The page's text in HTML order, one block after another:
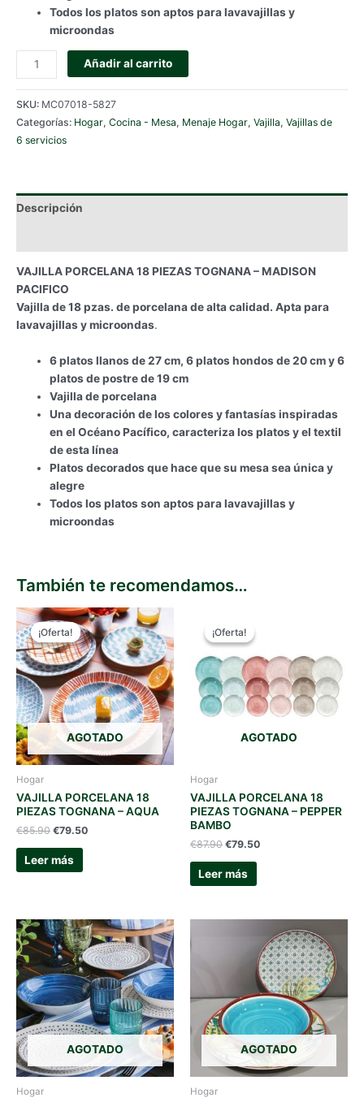
Todos los platos son aptos para lavavajillas y
microondas
VAJILLA
PORCELANA
18
PIEZAS
TOGNANA
-
cantidad
Añadir al carrito
SKU: MC07018-5827
Categorías: Hogar, Cocina - Mesa, Menaje Hogar, Vajilla, Vajillas de
6 servicios
Descripción
VAJILLA PORCELANA 18 PIEZAS TOGNANA – MADISON
PACIFICO
Vajilla de 18 pzas. de porcelana de alta calidad. Apta para
lavavajillas y microondas.
6 platos llanos de 27 cm, 6 platos hondos de 20 cm y 6
platos de postre de 19 cm
Vajilla de porcelana
Una decoración de los colores y fantasías inspiradas
en el Océano Pacífico, caracteriza los platos y el textil
de esta línea
Platos decorados que hace que su mesa sea única y
alegre
Todos los platos son aptos para lavavajillas y
microondas
También te recomendamos…
¡Oferta!
AGOTADO
¡Oferta!
Hogar
VAJILLA PORCELANA 18
PIEZAS TOGNANA – AQUA
€85.90 El
original
era:
€79.50El
Leer más
¡Oferta!
AGOTADO
¡Oferta!
Hogar
VAJILLA PORCELANA 18
PIEZAS TOGNANA – PEPPER
BAMBO
€87.90 El
original
era:
€79.50El
Leer más
AGOTADO
Hogar
AGOTADO
Hogar